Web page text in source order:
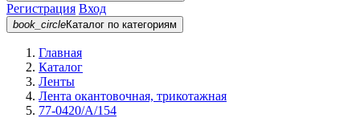
Регистрация Вход
book_circleКаталог по категориям
Главная
Каталог
Ленты
Лента окантовочная, трикотажная
77-0420/А/154